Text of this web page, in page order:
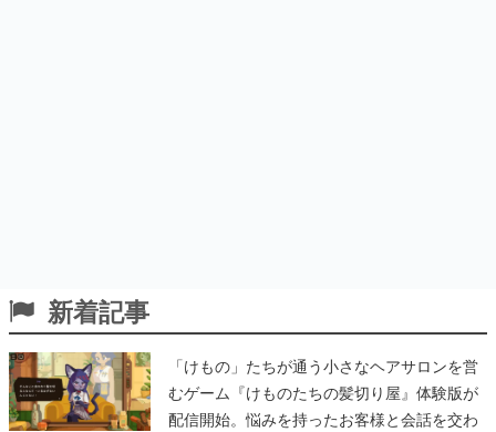
新着記事
「けもの」たちが通う小さなヘアサロンを営
むゲーム『けものたちの髪切り屋』体験版が
配信開始。悩みを持ったお客様と会話を交わ